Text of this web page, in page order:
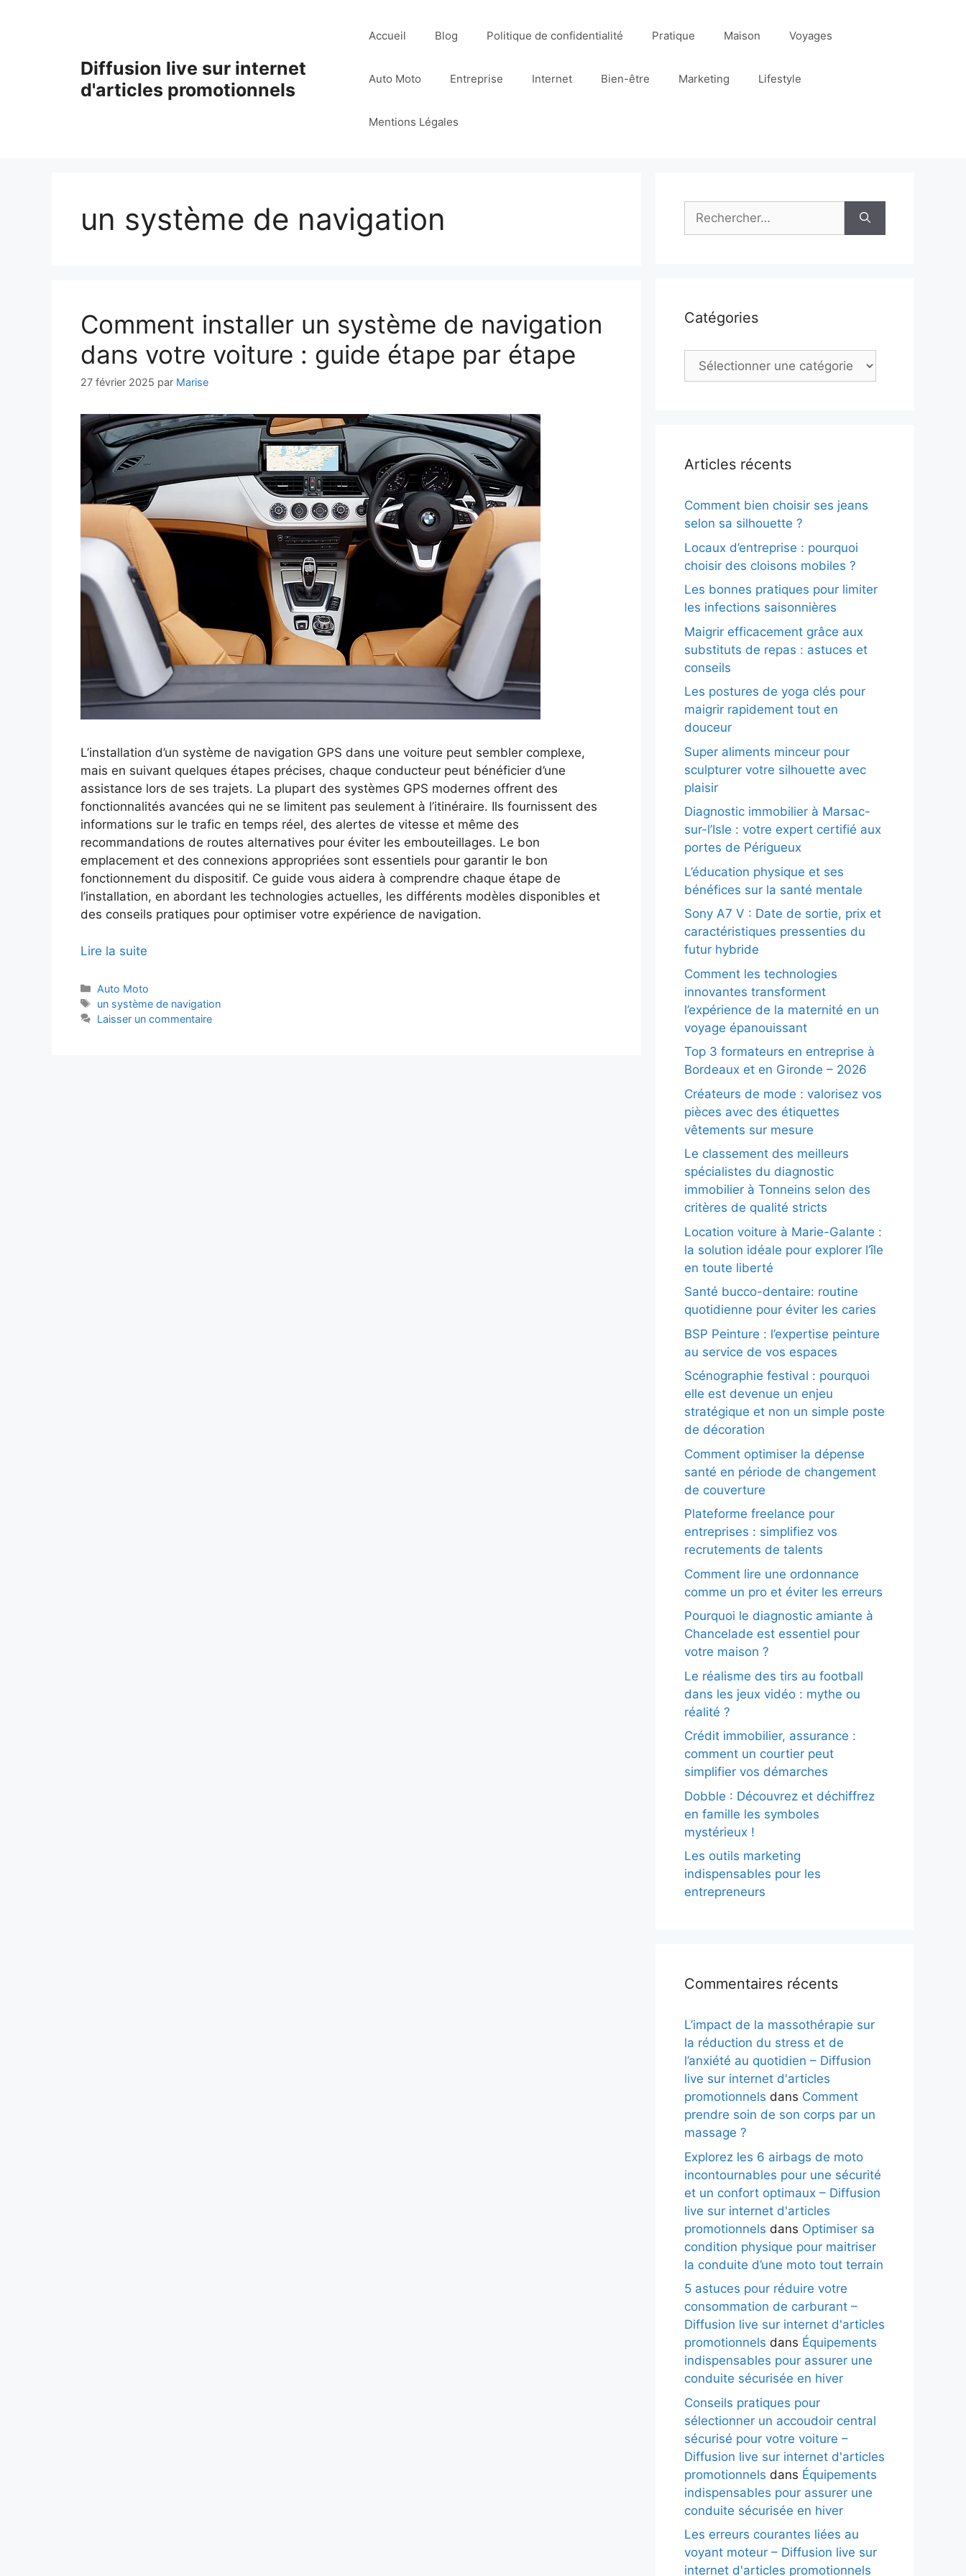
Diffusion live sur internet
d'articles promotionnels
Accueil Blog Politique de confidentialité Pratique Maison Voyages
Auto Moto Entreprise Internet Bien-être Marketing Lifestyle
Mentions Légales
un système de navigation
Comment installer un système de navigation
dans votre voiture : guide étape par étape
27 février 2025 par Marise
L’installation d’un système de navigation GPS dans une voiture peut sembler complexe,
mais en suivant quelques étapes précises, chaque conducteur peut bénéficier d’une
assistance lors de ses trajets. La plupart des systèmes GPS modernes offrent des
fonctionnalités avancées qui ne se limitent pas seulement à l’itinéraire. Ils fournissent des
informations sur le trafic en temps réel, des alertes de vitesse et même des
recommandations de routes alternatives pour éviter les embouteillages. Le bon
emplacement et des connexions appropriées sont essentiels pour garantir le bon
fonctionnement du dispositif. Ce guide vous aidera à comprendre chaque étape de
l’installation, en abordant les technologies actuelles, les différents modèles disponibles et
des conseils pratiques pour optimiser votre expérience de navigation.
Lire la suite
Catégories
Auto Moto
Étiquettes
un système de navigation
Laisser un commentaire
Rechercher :
Catégories
Catégories
Articles récents
Comment bien choisir ses jeans
selon sa silhouette ?
Locaux d’entreprise : pourquoi
choisir des cloisons mobiles ?
Les bonnes pratiques pour limiter
les infections saisonnières
Maigrir efficacement grâce aux
substituts de repas : astuces et
conseils
Les postures de yoga clés pour
maigrir rapidement tout en
douceur
Super aliments minceur pour
sculpturer votre silhouette avec
plaisir
Diagnostic immobilier à Marsac-
sur-l’Isle : votre expert certifié aux
portes de Périgueux
L’éducation physique et ses
bénéfices sur la santé mentale
Sony A7 V : Date de sortie, prix et
caractéristiques pressenties du
futur hybride
Comment les technologies
innovantes transforment
l’expérience de la maternité en un
voyage épanouissant
Top 3 formateurs en entreprise à
Bordeaux et en Gironde – 2026
Créateurs de mode : valorisez vos
pièces avec des étiquettes
vêtements sur mesure
Le classement des meilleurs
spécialistes du diagnostic
immobilier à Tonneins selon des
critères de qualité stricts
Location voiture à Marie-Galante :
la solution idéale pour explorer l’île
en toute liberté
Santé bucco-dentaire: routine
quotidienne pour éviter les caries
BSP Peinture : l’expertise peinture
au service de vos espaces
Scénographie festival : pourquoi
elle est devenue un enjeu
stratégique et non un simple poste
de décoration
Comment optimiser la dépense
santé en période de changement
de couverture
Plateforme freelance pour
entreprises : simplifiez vos
recrutements de talents
Comment lire une ordonnance
comme un pro et éviter les erreurs
Pourquoi le diagnostic amiante à
Chancelade est essentiel pour
votre maison ?
Le réalisme des tirs au football
dans les jeux vidéo : mythe ou
réalité ?
Crédit immobilier, assurance :
comment un courtier peut
simplifier vos démarches
Dobble : Découvrez et déchiffrez
en famille les symboles
mystérieux !
Les outils marketing
indispensables pour les
entrepreneurs
Commentaires récents
L’impact de la massothérapie sur
la réduction du stress et de
l’anxiété au quotidien – Diffusion
live sur internet d'articles
promotionnels dans Comment
prendre soin de son corps par un
massage ?
Explorez les 6 airbags de moto
incontournables pour une sécurité
et un confort optimaux – Diffusion
live sur internet d'articles
promotionnels dans Optimiser sa
condition physique pour maitriser
la conduite d’une moto tout terrain
5 astuces pour réduire votre
consommation de carburant –
Diffusion live sur internet d'articles
promotionnels dans Équipements
indispensables pour assurer une
conduite sécurisée en hiver
Conseils pratiques pour
sélectionner un accoudoir central
sécurisé pour votre voiture –
Diffusion live sur internet d'articles
promotionnels dans Équipements
indispensables pour assurer une
conduite sécurisée en hiver
Les erreurs courantes liées au
voyant moteur – Diffusion live sur
internet d'articles promotionnels